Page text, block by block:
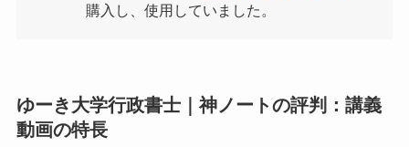
購入し、使用していました。
ゆーき大学行政書士｜神ノートの評判：講義
動画の特長